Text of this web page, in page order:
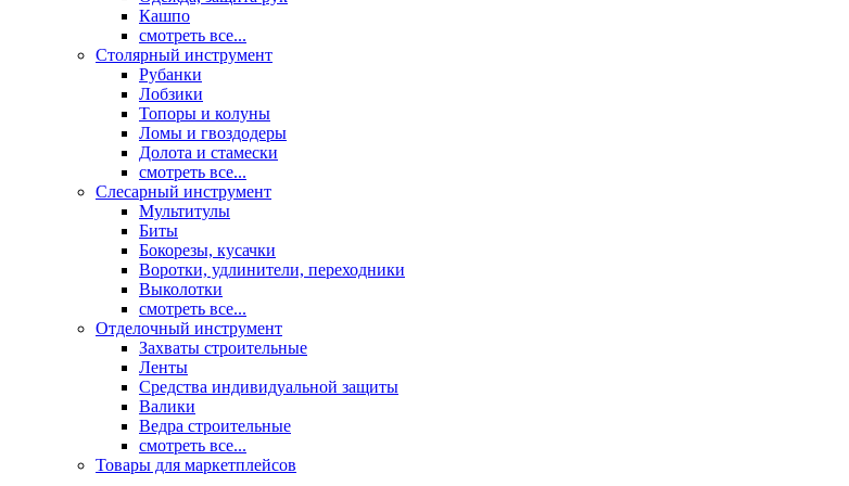
Кашпо
смотреть все...
Столярный инструмент
Рубанки
Лобзики
Топоры и колуны
Ломы и гвоздодеры
Долота и стамески
смотреть все...
Слесарный инструмент
Мультитулы
Биты
Бокорезы, кусачки
Воротки, удлинители, переходники
Выколотки
смотреть все...
Отделочный инструмент
Захваты строительные
Ленты
Средства индивидуальной защиты
Валики
Ведра строительные
смотреть все...
Товары для маркетплейсов